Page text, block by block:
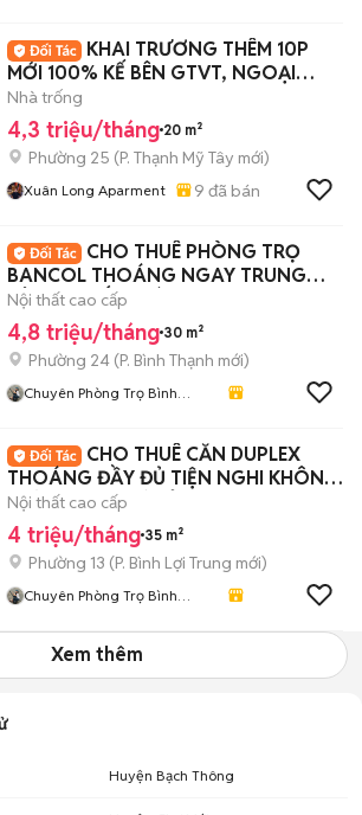
KHAI TRƯƠNG THÊM 10P
MỚI 100% KẾ BÊN GTVT, NGOẠI
THƯƠNG, HUTECH
Nhà trống
4,3 triệu/tháng 20 m²
Phường 25 (P. Thạnh Mỹ Tây mới)
Xuân Long Aparment 9 đã bán
CHO THUÊ PHÒNG TRỌ
BANCOL THOÁNG NGAY TRUNG
TÂM ĂN UỐNG BÌNH THẠNH
Nội thất cao cấp
4,8 triệu/tháng 30 m²
Phường 24 (P. Bình Thạnh mới)
Chuyên Phòng Trọ Bình
CHO THUÊ CĂN DUPLEX
THOÁNG ĐẦY ĐỦ TIỆN NGHI KHÔNG
GIỚI HẠN NGƯỜI Ở
Nội thất cao cấp
4 triệu/tháng 35 m²
Phường 13 (P. Bình Lợi Trung mới)
Chuyên Phòng Trọ Bình
Xem thêm
Huyện Bạch Thông